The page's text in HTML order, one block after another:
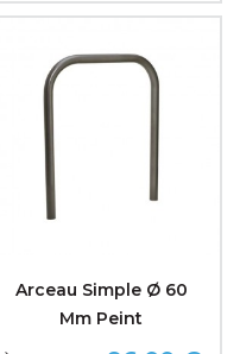
Arceau Simple Ø 60
Mm Peint